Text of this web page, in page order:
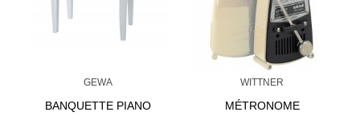
GEWA
BANQUETTE PIANO
WITTNER
MÉTRONOME